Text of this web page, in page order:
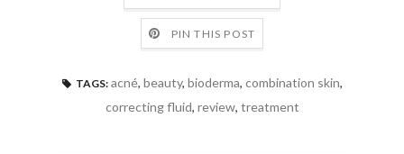
PIN THIS POST
TAGS: acné, beauty, bioderma, combination skin,
correcting fluid, review, treatment